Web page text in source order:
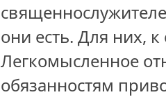
они есть. Для них,
Легкомысленное
обязанностям